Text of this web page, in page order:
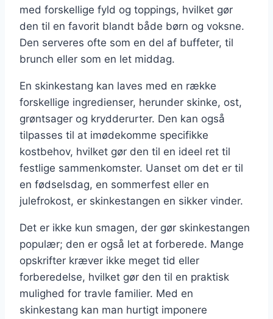
med forskellige fyld og toppings, hvilket gør
den til en favorit blandt både børn og voksne.
Den serveres ofte som en del af buffeter, til
brunch eller som en let middag.
En skinkestang kan laves med en række
forskellige ingredienser, herunder skinke, ost,
grøntsager og krydderurter. Den kan også
tilpasses til at imødekomme specifikke
kostbehov, hvilket gør den til en ideel ret til
festlige sammenkomster. Uanset om det er til
en fødselsdag, en sommerfest eller en
julefrokost, er skinkestangen en sikker vinder.
Det er ikke kun smagen, der gør skinkestangen
populær; den er også let at forberede. Mange
opskrifter kræver ikke meget tid eller
forberedelse, hvilket gør den til en praktisk
mulighed for travle familier. Med en
skinkestang kan man hurtigt imponere